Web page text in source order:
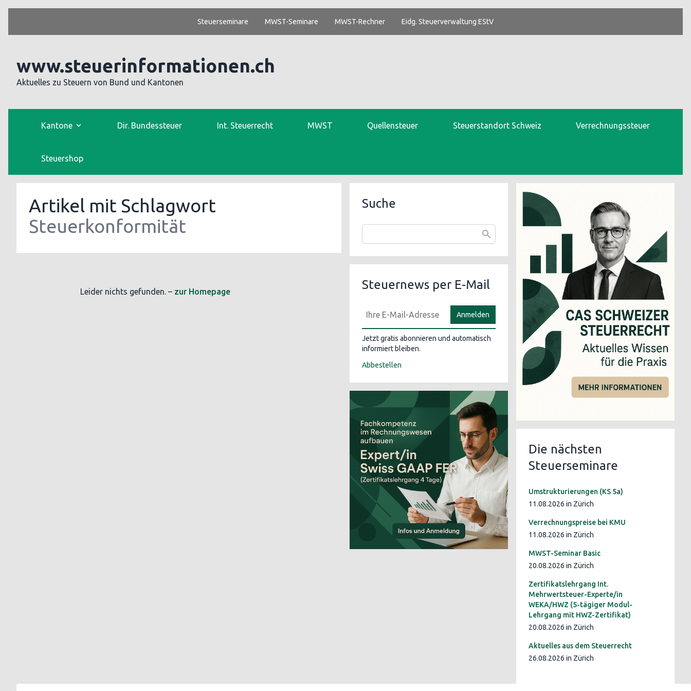
Steuerseminare MWST-Seminare MWST-Rechner Eidg. Steuerverwaltung EStV
www.steuerinformationen.ch
Aktuelles zu Steuern von Bund und Kantonen
Kantone Dir. Bundessteuer Int. Steuerrecht MWST Quellensteuer Steuerstandort Schweiz Verrechnungssteuer
Steuershop
Artikel mit Schlagwort
Steuerkonformität
Leider nichts gefunden. – zur Homepage
Suche
Steuernews per E-Mail
Anmelden
Jetzt gratis abonnieren und automatisch
informiert bleiben.
Abbestellen
Die nächsten
Steuerseminare
Umstrukturierungen (KS 5a)
11.08.2026 in Zürich
Verrechnungspreise bei KMU
11.08.2026 in Zürich
MWST-Seminar Basic
20.08.2026 in Zürich
Zertifikatslehrgang Int.
Mehrwertsteuer-Experte/in
WEKA/HWZ (5-tägiger Modul-
Lehrgang mit HWZ-Zertifikat)
20.08.2026 in Zürich
Aktuelles aus dem Steuerrecht
26.08.2026 in Zürich